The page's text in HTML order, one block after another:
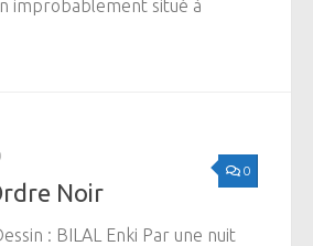
improbablement situé à
0
Noir
: BILAL Enki Par une nuit